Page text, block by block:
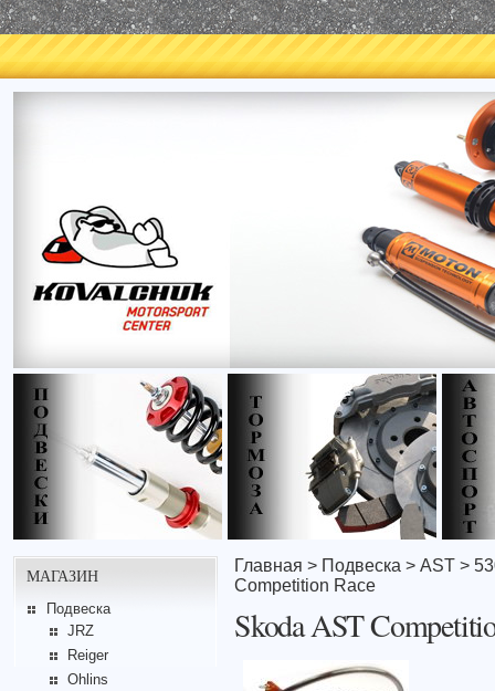
МАГАЗИН
Подвеска
JRZ
Reiger
Ohlins
Главная > Подвеска > AST >
Competition Race
Skoda AST